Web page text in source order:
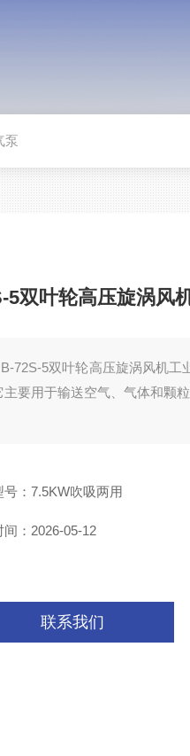
泵
5双叶轮高压旋涡风
72S-5双叶轮高压旋涡风机工
主要用于输送空气、气体和颗
号：7.5KW吹吸两用
间：2026-05-12
联系我们